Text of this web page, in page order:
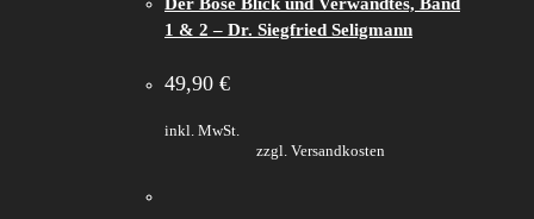
Der Böse Blick und Verwandtes, Band
1 & 2 – Dr. Siegfried Seligmann
49,90 €
inkl. MwSt.
zzgl. Versandkosten